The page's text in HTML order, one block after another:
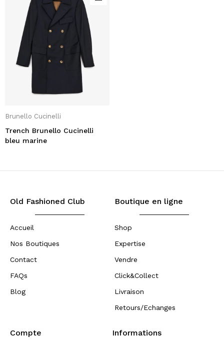
Brunello Cucinelli
Trench Brunello Cucinelli
bleu marine
Old Fashioned Club
Accueil
Nos Boutiques
Contact
FAQs
Blog
Boutique en ligne
Shop
Expertise
Vendre
Click&Collect
Livraison
Retours/Echanges
Compte Informations